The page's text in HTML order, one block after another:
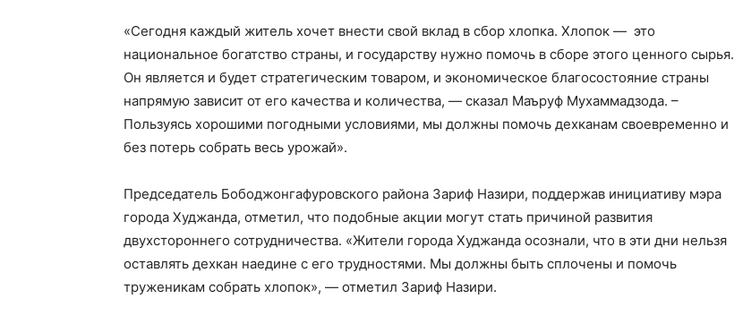
«Сегодня каждый житель хочет внести свой вклад в сбор хлопка. Хлопок — это
национальное богатство страны, и государству нужно помочь в сборе этого ценного сырья.
Он является и будет стратегическим товаром, и экономическое благосостояние страны
напрямую зависит от его качества и количества, — сказал Маъруф Мухаммадзода. –
Пользуясь хорошими погодными условиями, мы должны помочь дехканам своевременно и
без потерь собрать весь урожай».
Председатель Бободжонгафуровского района Зариф Назири, поддержав инициативу мэра
города Худжанда, отметил, что подобные акции могут стать причиной развития
двухстороннего сотрудничества. «Жители города Худжанда осознали, что в эти дни нельзя
оставлять дехкан наедине с его трудностями. Мы должны быть сплочены и помочь
труженикам собрать хлопок», — отметил Зариф Назири.